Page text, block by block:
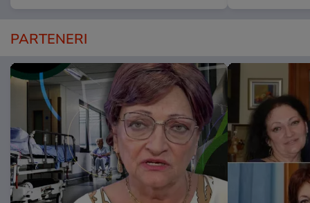
PARTENERI